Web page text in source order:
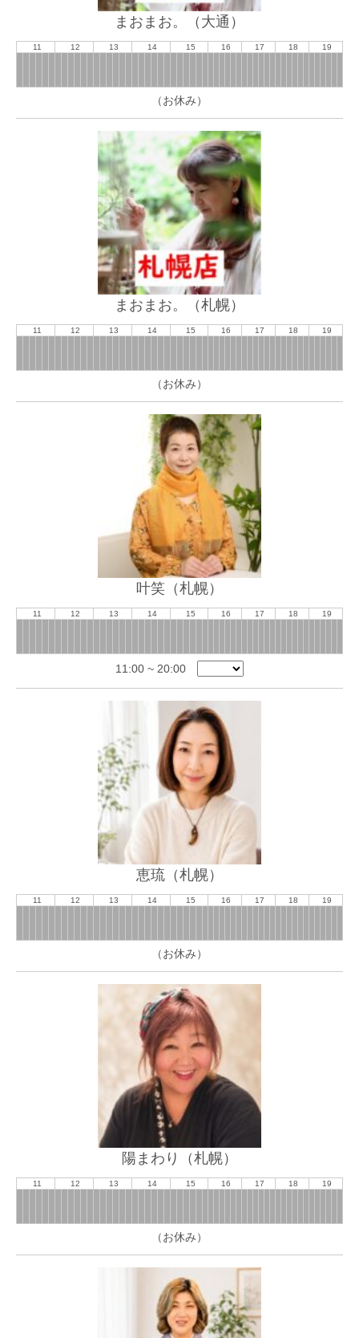
まおまお。（大通）
11 12 13 14 15 16 17 18 19
（お休み）
まおまお。（札幌）
11 12 13 14 15 16 17 18 19
（お休み）
叶笑（札幌）
11 12 13 14 15 16 17 18 19
11:00 ~ 20:00
恵琉（札幌）
11 12 13 14 15 16 17 18 19
（お休み）
陽まわり（札幌）
11 12 13 14 15 16 17 18 19
（お休み）